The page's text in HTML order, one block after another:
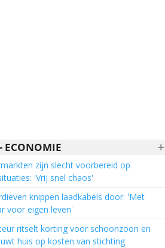
+
ECONOMIE
zijn slecht voorbereid op
'Vrij snel chaos'
knippen laadkabels door: 'Met
voor eigen leven'
ritselt korting voor schoonzoon en
huis op kosten van stichting